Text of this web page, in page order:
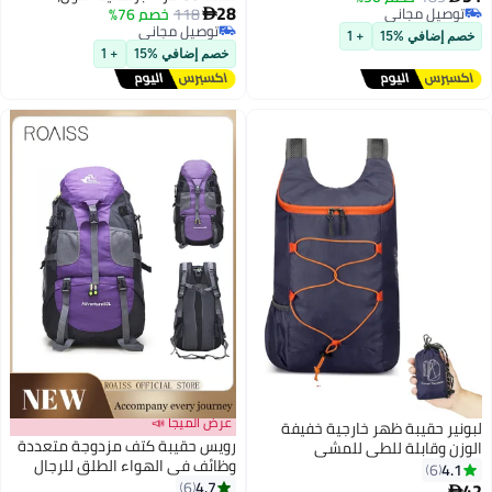
مجاني
مجاني
%15
+ 1
مقاومة للماء، متينة، ومصممة
118خصم 76%
توصيل مجاني
توصيل مجاني
خصم إضافي %15 + 1
حقيبة ظهر خارجية خفيفة
للطي للمشي
طويلة والسفر والتخييم
عرض الميجا 📣
رويس حقيبة كتف مزدوجة متعددة
وظائف في الهواء الطلق للرجال
والنساء المشي لمسافات طويلة